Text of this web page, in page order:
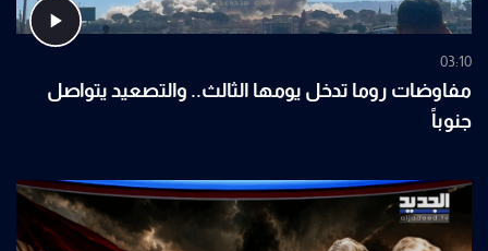
03:10
مفاوضات روما تدخل يومها الثالث.. والتصعيد يتواصل
جنوباً